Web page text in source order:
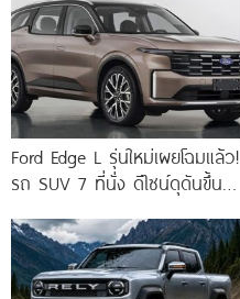
Ford Edge L รุ่นใหม่เผยโฉมแล้ว!
รถ SUV 7 ที่นั่ง ดีไซน์ดุดันขึ้น